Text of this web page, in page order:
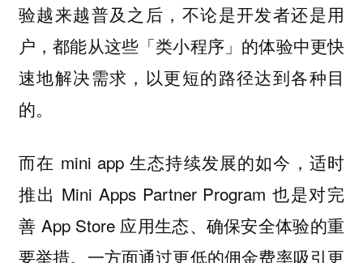
验越来越普及之后，不论是开发者还是用
户，都能从这些「类小程序」的体验中更快
速地解决需求，以更短的路径达到各种目
的。
而在 mini app 生态持续发展的如今，适时
推出 Mini Apps Partner Program 也是对完
善 App Store 应用生态、确保安全体验的重
要举措。一方面通过更低的佣金费率吸引更